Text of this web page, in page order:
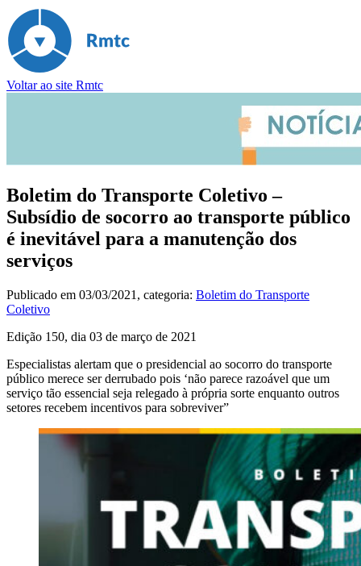
Voltar ao site Rmtc
Boletim do Transporte Coletivo –
Subsídio de socorro ao transporte público
é inevitável para a manutenção dos
serviços
Publicado em 03/03/2021 , categoria: Boletim do Transporte
Coletivo
Edição 150, dia 03 de março de 2021
Especialistas alertam que o presidencial ao socorro do transporte
público merece ser derrubado pois ‘não parece razoável que um
serviço tão essencial seja relegado à própria sorte enquanto outros
setores recebem incentivos para sobreviver”